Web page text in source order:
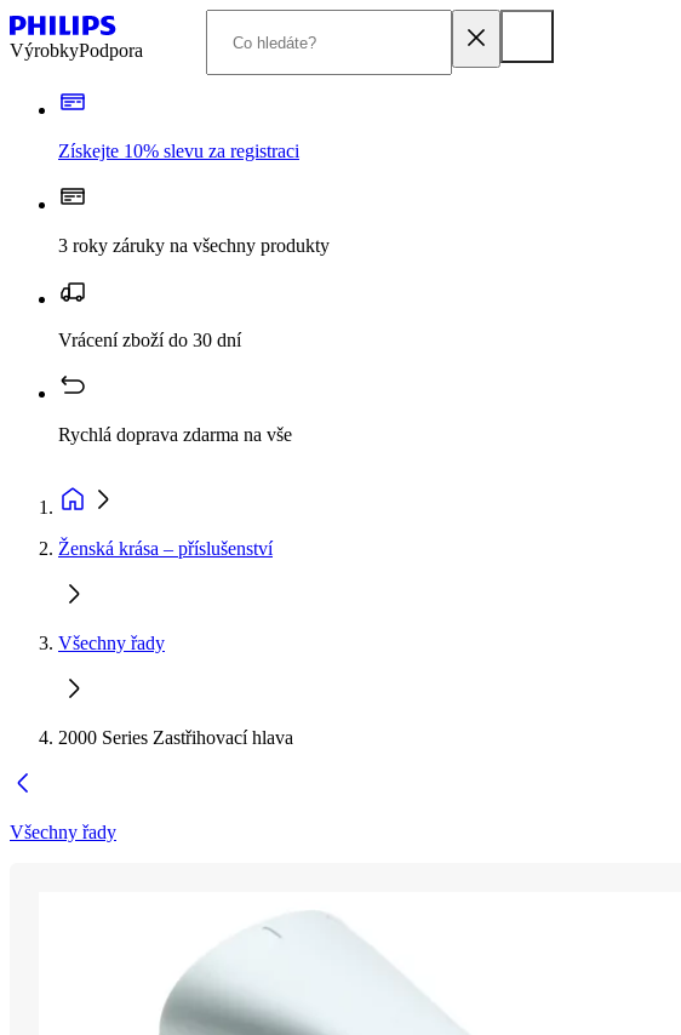
VýrobkyPodpora
Získejte 10% slevu za registraci
3 roky záruky na všechny produkty
Vrácení zboží do 30 dní
Rychlá doprava zdarma na vše
Ženská krása – příslušenství
Všechny řady
2000 Series Zastřihovací hlava
Všechny řady